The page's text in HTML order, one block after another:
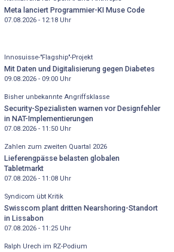
Meta lanciert Programmier-KI Muse Code
07.08.2026 - 12:18Uhr
Innosuisse-"Flagship"-Projekt
Mit Daten und Digitalisierung gegen Diabetes
09.08.2026 - 09:00Uhr
Bisher unbekannte Angriffsklasse
Security-Spezialisten warnen vor Designfehler
in NAT-Implementierungen
07.08.2026 - 11:50Uhr
Zahlen zum zweiten Quartal 2026
Lieferengpässe belasten globalen
Tabletmarkt
07.08.2026 - 11:08Uhr
Syndicom übt Kritik
Swisscom plant dritten Nearshoring-Standort
in Lissabon
07.08.2026 - 11:25Uhr
Ralph Urech im RZ-Podium